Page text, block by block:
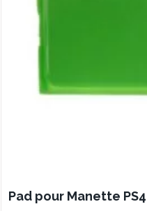
Pad pour Manette